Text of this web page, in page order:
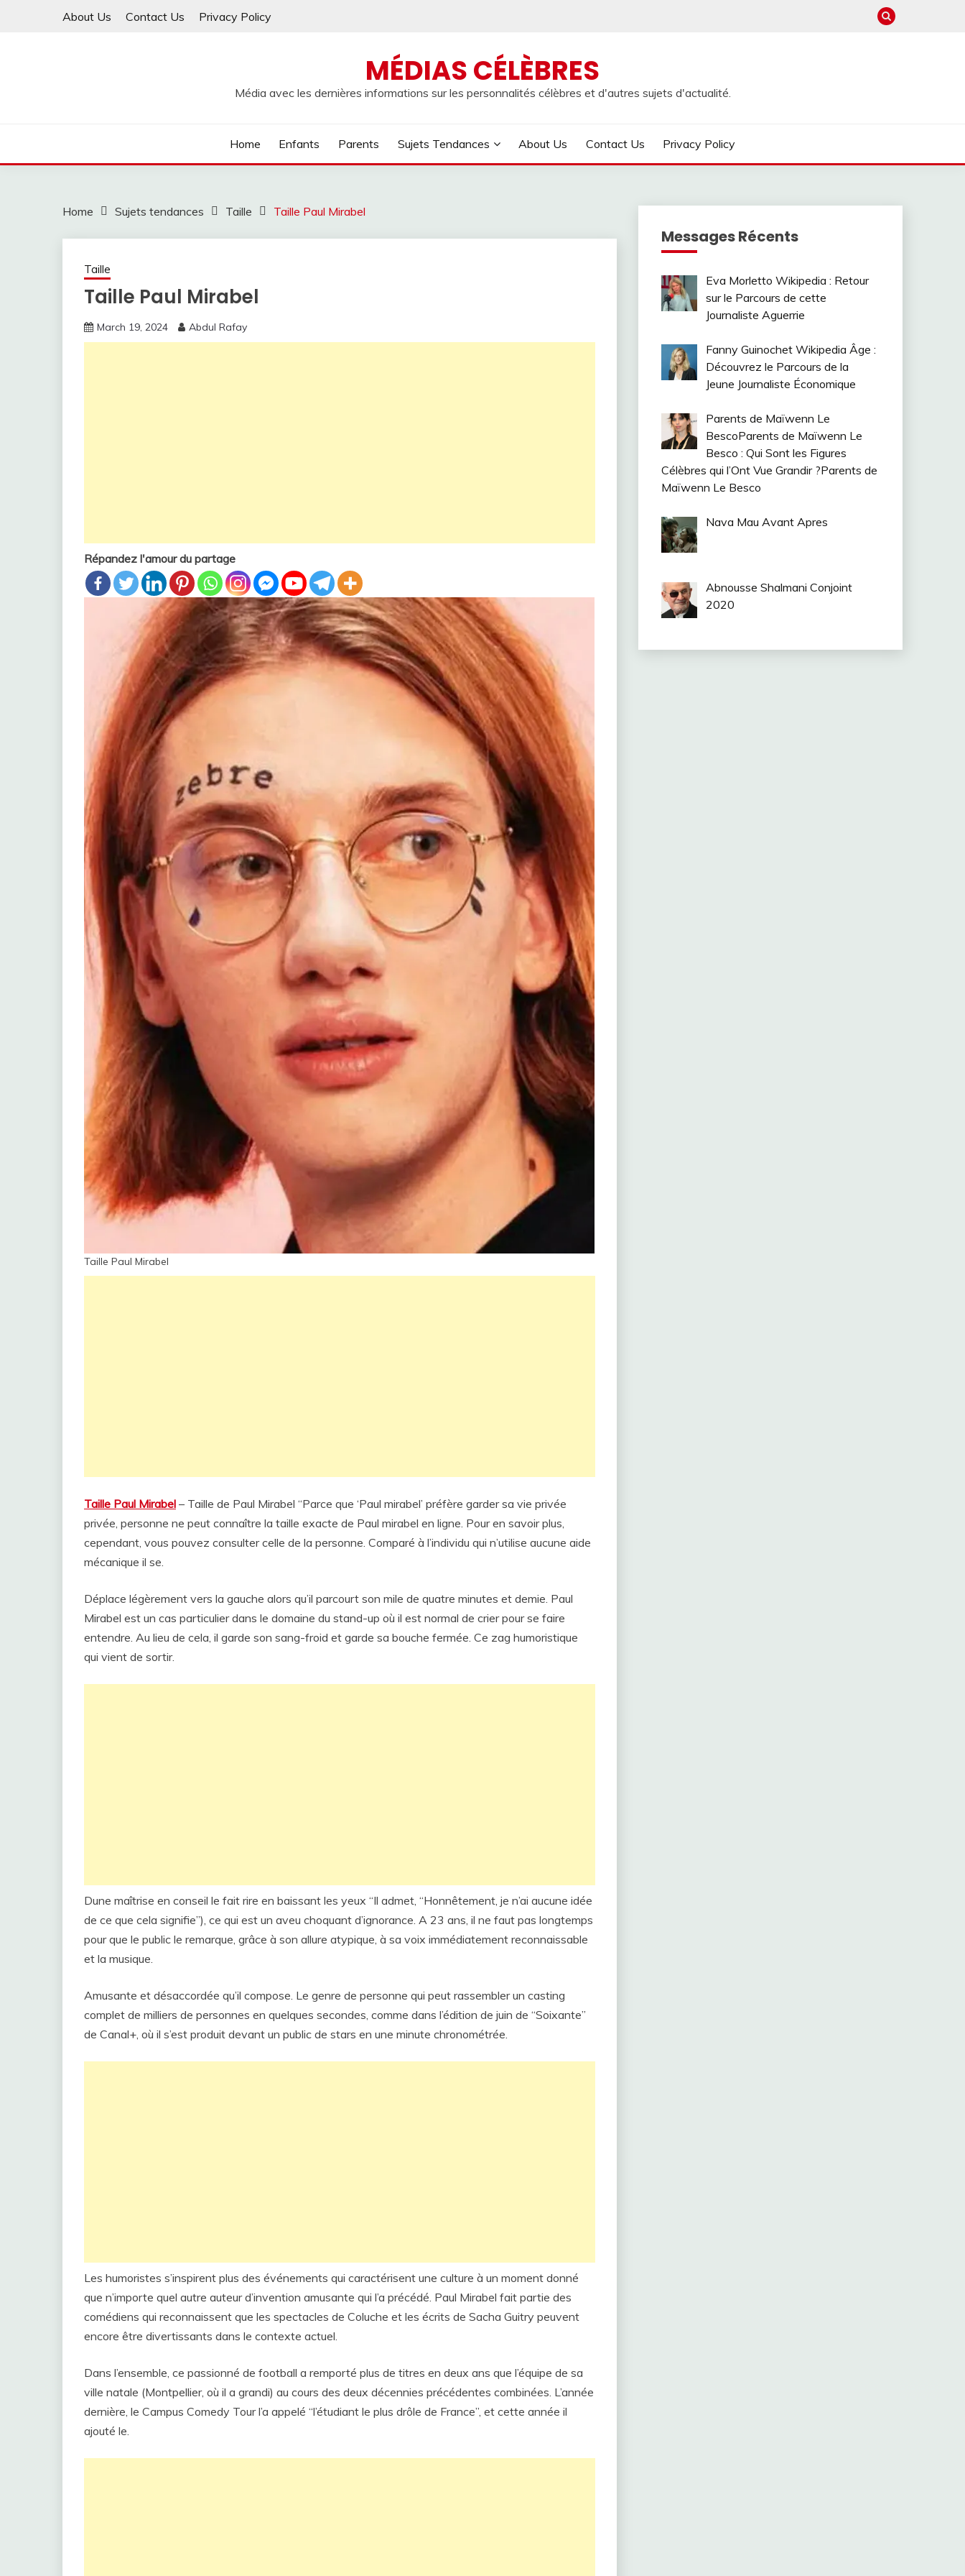
About Us Contact Us Privacy Policy
MÉDIAS CÉLÈBRES
Média avec les dernières informations sur les personnalités célèbres et d'autres sujets d'actualité.
Home Enfants Parents Sujets Tendances About Us Contact Us Privacy Policy
Home Sujets tendances Taille Taille Paul Mirabel
Taille
Taille Paul Mirabel
March 19, 2024 Abdul Rafay
Répandez l'amour du partage
Taille Paul Mirabel
Taille Paul Mirabel – Taille de Paul Mirabel “Parce que ‘Paul mirabel’ préfère garder sa vie privée
privée, personne ne peut connaître la taille exacte de Paul mirabel en ligne. Pour en savoir plus,
cependant, vous pouvez consulter celle de la personne. Comparé à l’individu qui n’utilise aucune aide
mécanique il se.
Déplace légèrement vers la gauche alors qu’il parcourt son mile de quatre minutes et demie. Paul
Mirabel est un cas particulier dans le domaine du stand-up où il est normal de crier pour se faire
entendre. Au lieu de cela, il garde son sang-froid et garde sa bouche fermée. Ce zag humoristique
qui vient de sortir.
Dune maîtrise en conseil le fait rire en baissant les yeux “Il admet, “Honnêtement, je n’ai aucune idée
de ce que cela signifie”), ce qui est un aveu choquant d’ignorance. A 23 ans, il ne faut pas longtemps
pour que le public le remarque, grâce à son allure atypique, à sa voix immédiatement reconnaissable
et la musique.
Amusante et désaccordée qu’il compose. Le genre de personne qui peut rassembler un casting
complet de milliers de personnes en quelques secondes, comme dans l’édition de juin de “Soixante”
de Canal+, où il s’est produit devant un public de stars en une minute chronométrée.
Les humoristes s’inspirent plus des événements qui caractérisent une culture à un moment donné
que n’importe quel autre auteur d’invention amusante qui l’a précédé. Paul Mirabel fait partie des
comédiens qui reconnaissent que les spectacles de Coluche et les écrits de Sacha Guitry peuvent
encore être divertissants dans le contexte actuel.
Dans l’ensemble, ce passionné de football a remporté plus de titres en deux ans que l’équipe de sa
ville natale (Montpellier, où il a grandi) au cours des deux décennies précédentes combinées. L’année
dernière, le Campus Comedy Tour l’a appelé “l’étudiant le plus drôle de France”, et cette année il
ajouté le.
Messages Récents
Eva Morletto Wikipedia : Retour
sur le Parcours de cette
Journaliste Aguerrie
Fanny Guinochet Wikipedia Âge :
Découvrez le Parcours de la
Jeune Journaliste Économique
Parents de Maïwenn Le
BescoParents de Maïwenn Le
Besco : Qui Sont les Figures
Célèbres qui l’Ont Vue Grandir ?Parents de
Maïwenn Le Besco
Nava Mau Avant Apres
Abnousse Shalmani Conjoint
2020